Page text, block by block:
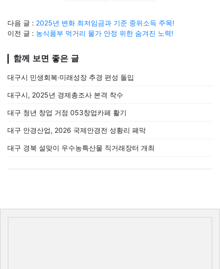
다음 글 : 2025년 변화 최저임금과 기준 중위소득 주목!
이전 글 : 농식품부 먹거리 물가 안정 위한 숨겨진 노력!
함께 보면 좋은 글
대구시 민생회복·미래성장 추경 편성 돌입
대구시, 2025년 경제총조사 본격 착수
대구 청년 창업 거점 053창업카페 활기
대구 안경산업, 2026 국제안경전 성황리 폐막
대구 경북 설맞이 우수농특산물 직거래장터 개최